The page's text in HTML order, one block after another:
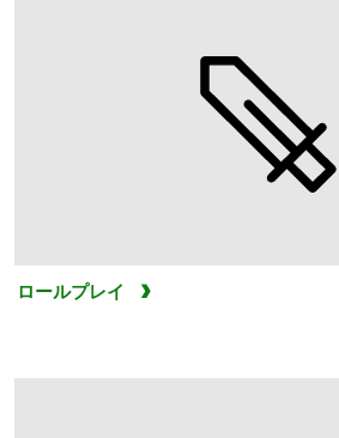
ロールプレイ